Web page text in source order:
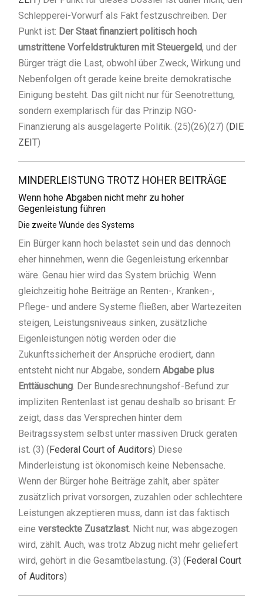
Schlepperei-Vorwurf als Fakt festzuschreiben. Der
Punkt ist: Der Staat finanziert politisch hoch
umstrittene Vorfeldstrukturen mit Steuergeld, und der
Bürger trägt die Last, obwohl über Zweck, Wirkung und
Nebenfolgen oft gerade keine breite demokratische
Einigung besteht. Das gilt nicht nur für Seenotrettung,
sondern exemplarisch für das Prinzip NGO-
Finanzierung als ausgelagerte Politik. (25)(26)(27) ( DIE
ZEIT)
MINDERLEISTUNG TROTZ HOHER BEITRÄGE
Wenn hohe Abgaben nicht mehr zu hoher
Gegenleistung führen
Die zweite Wunde des Systems
Ein Bürger kann hoch belastet sein und das dennoch
eher hinnehmen, wenn die Gegenleistung erkennbar
wäre. Genau hier wird das System brüchig. Wenn
gleichzeitig hohe Beiträge an Renten-, Kranken-,
Pflege- und andere Systeme fließen, aber Wartezeiten
steigen, Leistungsniveaus sinken, zusätzliche
Eigenleistungen nötig werden oder die
Zukunftssicherheit der Ansprüche erodiert, dann
entsteht nicht nur Abgabe, sondern Abgabe plus
Enttäuschung. Der Bundesrechnungshof-Befund zur
impliziten Rentenlast ist genau deshalb so brisant: Er
zeigt, dass das Versprechen hinter dem
Beitragssystem selbst unter massiven Druck geraten
ist. (3) ( Federal Court of Auditors) Diese
Minderleistung ist ökonomisch keine Nebensache.
Wenn der Bürger hohe Beiträge zahlt, aber später
zusätzlich privat vorsorgen, zuzahlen oder schlechtere
Leistungen akzeptieren muss, dann ist das faktisch
eine versteckte Zusatzlast. Nicht nur, was abgezogen
wird, zählt. Auch, was trotz Abzug nicht mehr geliefert
wird, gehört in die Gesamtbelastung. (3) ( Federal Court
of Auditors)